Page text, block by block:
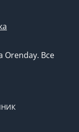
Orenday. Все